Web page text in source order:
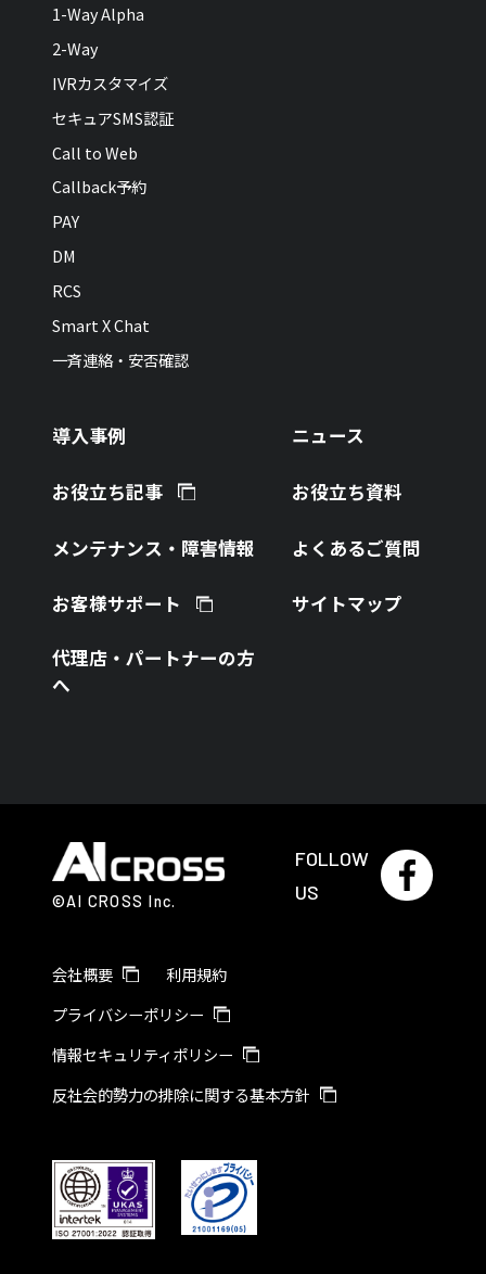
1-Way Alpha
2-Way
IVRカスタマイズ
セキュアSMS認証
Call to Web
Callback予約
PAY
DM
RCS
Smart X Chat
一斉連絡・安否確認
導入事例 ニュース
お役立ち記事 お役立ち資料
メンテナンス・障害情報 よくあるご質問
お客様サポート サイトマップ
代理店・パートナーの方
へ
©AI CROSS Inc.
FOLLOW
US
会社概要
利用規約
プライバシーポリシー
情報セキュリティポリシー
反社会的勢力の排除に関する基本方針